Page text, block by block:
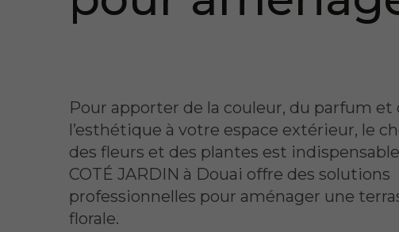
Pour apporter de la couleur, du parfum et
l’esthétique à votre espace extérieur, le
des fleurs et des plantes est
COTÉ JARDIN à Douai offre des solutions
professionnelles pour aménager une
florale.